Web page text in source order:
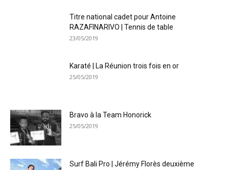
Titre national cadet pour Antoine
RAZAFINARIVO | Tennis de table
23/05/2019
Karaté | La Réunion trois fois en or
25/05/2019
Bravo à la Team Honorick
25/05/2019
Surf Bali Pro | Jérémy Florès deuxième